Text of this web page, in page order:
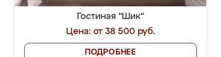
Гостиная "Шик"
Цена: от 38 500 руб.
ПОДРОБНЕЕ